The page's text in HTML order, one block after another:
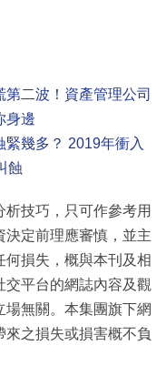
二波！資產管理公司
身邊
幾多？ 2019年衝入
蝕
技巧，只可作參考用
定前理應審慎，並主
損失，概與本刊及相
交平台的網誌內容及觀
無關。本集團旗下網
之損失或損害概不負